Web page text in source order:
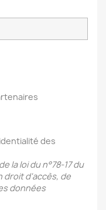
des
la loi du n°78-17 du
droit d'accès, de
données